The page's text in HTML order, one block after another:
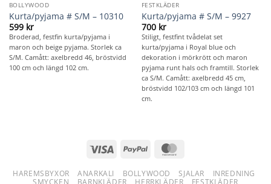
BOLLYWOOD
Kurta/pyjama # S/M – 10310
599 kr
Broderad, festfin kurta/pyjama i
maron och beige pyjama. Storlek ca
S/M. Camått: axelbredd 46, bröstvidd
100 cm och längd 102 cm.
FESTKLÄDER
Kurta/pyjama # S/M – 9927
700 kr
Stiligt, festfint tvådelat set
kurta/pyjama i Royal blue och
dekoration i mörkrött och maron
pyjama runt hals och framtill. Storlek
ca S/M. Camått: axelbredd 45 cm,
bröstvidd 102/103 cm och längd 101
cm.
Visa PayPal
HAREMSBYXOR ANARKALI BOLLYWOOD SJALAR
INREDNING
SMYCKEN
BARNKLÄDER HERRKLÄDER FESTKLÄDER